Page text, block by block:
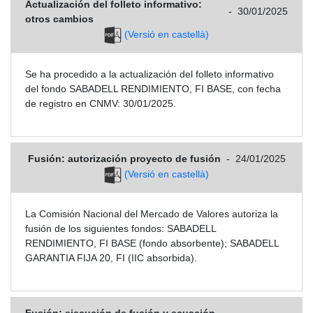
Actualización del folleto informativo:
otros cambios
- 30/01/2025
(Versió en castellà)
Se ha procedido a la actualización del folleto informativo
del fondo SABADELL RENDIMIENTO, FI BASE, con fecha
de registro en CNMV: 30/01/2025.
Fusión: autorización proyecto de fusión -
24/01/2025
(Versió en castellà)
La Comisión Nacional del Mercado de Valores autoriza la
fusión de los siguientes fondos: SABADELL
RENDIMIENTO, FI BASE (fondo absorbente); SABADELL
GARANTIA FIJA 20, FI (IIC absorbida).